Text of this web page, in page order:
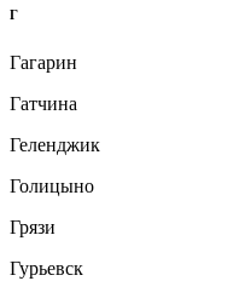
Г
Гагарин
Гатчина
Геленджик
Голицыно
Грязи
Гурьевск